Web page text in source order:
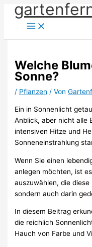
Zum
Inhalt
springen
Welche
Sonne?
/ Pflanzen / Von
Ein in Sonnenlicht
Anblick, aber nicht alle
intensiven Hitze und
Sonneneinstrahlung
Wenn Sie einen
anlegen möchten, ist
auszuwählen, die
sondern auch darin
In diesem Beitrag
die reichlich
Hauch von Farbe und